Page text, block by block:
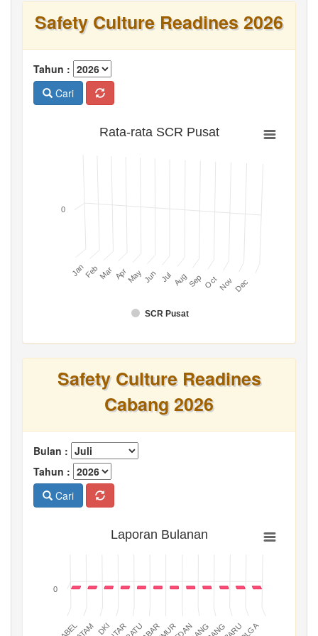
Safety Culture Readines 2026
Tahun :
Cari
Rata-rata SCR Pusat
SCR Pusat
JanFebMar AprMay Jun Jul AugSep OctNovDec
0
Safety Culture Readines
Cabang 2026
Bulan :
Tahun :
Cari
Laporan Bulanan
DKI
0